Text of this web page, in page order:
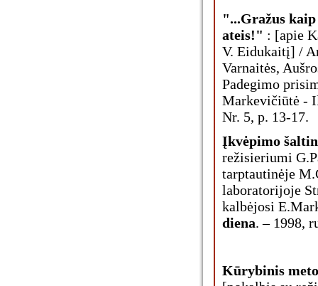
"...Gražus
ateis!" : [apie
V. Eidukaitį] /
Varnaitės,
Padegimo
Markevičiūtė -
Nr. 5, p. 13-17.
Įkvėpimo
režisieriumi
tarptautinėje
laboratorijoje
kalbėjosi
diena. – 1998,
Kūrybinis